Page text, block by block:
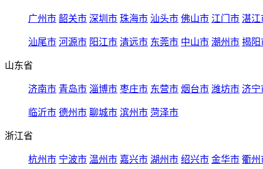
广州市 韶关市 深圳市 珠海市 汕头市 佛山市 江门市 湛江
汕尾市 河源市 阳江市 清远市 东莞市 中山市 潮州市 揭阳
山东省
济南市 青岛市 淄博市 枣庄市 东营市 烟台市 潍坊市 济宁
临沂市 德州市 聊城市 滨州市 菏泽市
浙江省
杭州市 宁波市 温州市 嘉兴市 湖州市 绍兴市 金华市 衢州